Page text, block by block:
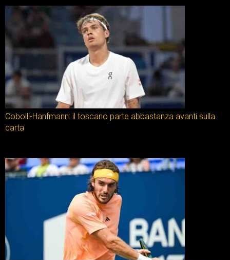
Cobolli-Hanfmann: il toscano parte abbastanza avanti sulla
carta